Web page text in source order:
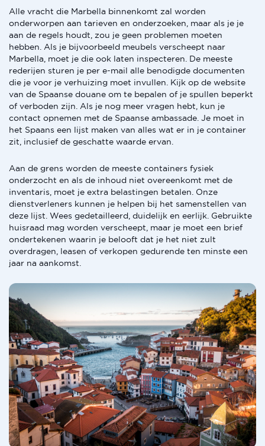
Alle vracht die Marbella binnenkomt zal worden
onderworpen aan tarieven en onderzoeken, maar als je je
aan de regels houdt, zou je geen problemen moeten
hebben. Als je bijvoorbeeld meubels verscheept naar
Marbella, moet je die ook laten inspecteren. De meeste
rederijen sturen je per e-mail alle benodigde documenten
die je voor je verhuizing moet invullen. Kijk op de website
van de Spaanse douane om te bepalen of je spullen beperkt
of verboden zijn. Als je nog meer vragen hebt, kun je
contact opnemen met de Spaanse ambassade. Je moet in
het Spaans een lijst maken van alles wat er in je container
zit, inclusief de geschatte waarde ervan.
Aan de grens worden de meeste containers fysiek
onderzocht en als de inhoud niet overeenkomt met de
inventaris, moet je extra belastingen betalen. Onze
dienstverleners kunnen je helpen bij het samenstellen van
deze lijst. Wees gedetailleerd, duidelijk en eerlijk. Gebruikte
huisraad mag worden verscheept, maar je moet een brief
ondertekenen waarin je belooft dat je het niet zult
overdragen, leasen of verkopen gedurende ten minste een
jaar na aankomst.